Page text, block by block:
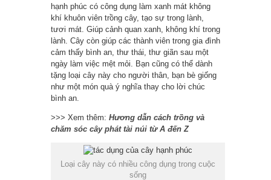
hạnh phúc có công dụng làm xanh mát không
khí khuôn viên trồng cây, tạo sự trong lành,
tươi mát. Giúp cảnh quan xanh, không khí trong
lành. Cây còn giúp các thành viên trong gia đình
cảm thấy bình an, thư thái, thư giãn sau một
ngày làm việc mệt mỏi. Bạn cũng có thể dành
tặng loại cây này cho người thân, bạn bè giống
như một món quà ý nghĩa thay cho lời chúc
bình an.
>>> Xem thêm: Hương dẫn cách trồng và
chăm sóc cây phát tài núi từ A đến Z
Loại cây này có nhiều công dụng trong cuộc
sống